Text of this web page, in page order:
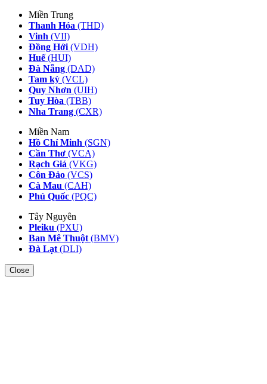
Miền Trung
Thanh Hóa (THD)
Vinh (VII)
Đồng Hới (VDH)
Huế(HUI)
Đà Nẵng (DAD)
Tam kỳ (VCL)
Quy Nhơn (UIH)
Tuy Hòa (TBB)
Nha Trang (CXR)
Miền Nam
Hồ Chí Minh (SGN)
Cần Thơ (VCA)
Rạch Giá (VKG)
Côn Đảo (VCS)
Cà Mau (CAH)
Phú Quốc (PQC)
Tây Nguyên
Pleiku (PXU)
Ban Mê Thuột (BMV)
Đà Lạt (DLI)
Close